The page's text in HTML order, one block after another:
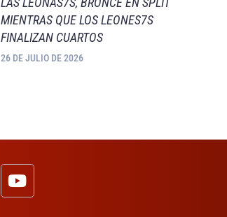
MIENTRAS QUE LOS LEONES7S
FINALIZAN CUARTOS
26 DE JULIO DE 2026